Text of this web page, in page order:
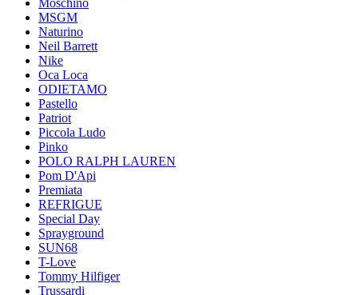
Moschino
MSGM
Naturino
Neil Barrett
Nike
Oca Loca
ODIETAMO
Pastello
Patriot
Piccola Ludo
Pinko
POLO RALPH LAUREN
Pom D'Api
Premiata
REFRIGUE
Special Day
Sprayground
SUN68
T-Love
Tommy Hilfiger
Trussardi